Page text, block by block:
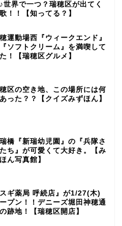
世界で一つ？瑞穂区が出てく
！！【知ってる？】
運動場西『ウィークエンド』
ソフトクリーム』を満喫して
！【瑞穂区グルメ】
区の空き地、この場所には何
った？？【クイズみずほん】
橋『新瑞幼児園』の『兵隊さ
ち』が可愛くて大好き。【み
ん写真館】
スギ薬局 呼続店』が1/27(木)
プン！！デニーズ堀田神穂通
跡地！【瑞穂区開店】